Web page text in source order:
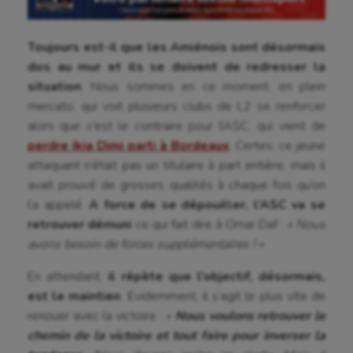
Course à pied
Crossfit
Cyclisme
Danse
Equitation
Escalade
Escrime
Fitness
Football américain
Futsal
Toujours est-il que les Amiénois sont désormais
dos au mur et ils se doivent de redresser la
situation . Nous sommes en ce moment, en plein
mercato, qui voit plusieurs clubs de L2 se renforcer
alors que c’est le contraire pour l’ASC, qui vient de
perdre Ikia Dimi parti à Bordeaux . Certes, ce jeune
attaquant n’était pas un titulaire à part entière, mais il
avait prouvé de grosses qualités à chaque fois qu’on
l’a appelé. A force de se dépouiller, l’ASC va se
retrouver démuni ce qui fait dire à Omar Daf :
« Nous
avons besoin de forces supplémentaires ! »
En attendant, il répète que l’objectif, désormais,
est le maintien . Evidemment, il s’agit le plus vite de
renouer avec la victoire :
Nous voulons retrouver le
chemin de la victoire et tout faire pour inverser la